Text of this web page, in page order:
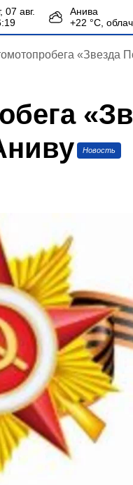
07 авг.
Анива
+22 °С,
«Звезда
Новость